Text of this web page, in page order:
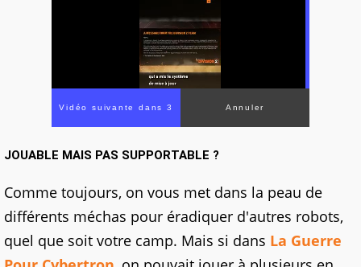
Vidéo suivante dans 2 Annuler
JOUABLE MAIS PAS SUPPORTABLE ?
Comme toujours, on vous met dans la peau de
différents méchas pour éradiquer d'autres robots,
quel que soit votre camp. Mais si dans La Guerre